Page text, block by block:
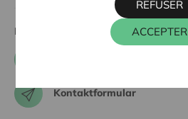
Kontaktieren sie uns
Kontaktformular
ACCEPTER
REFUSER